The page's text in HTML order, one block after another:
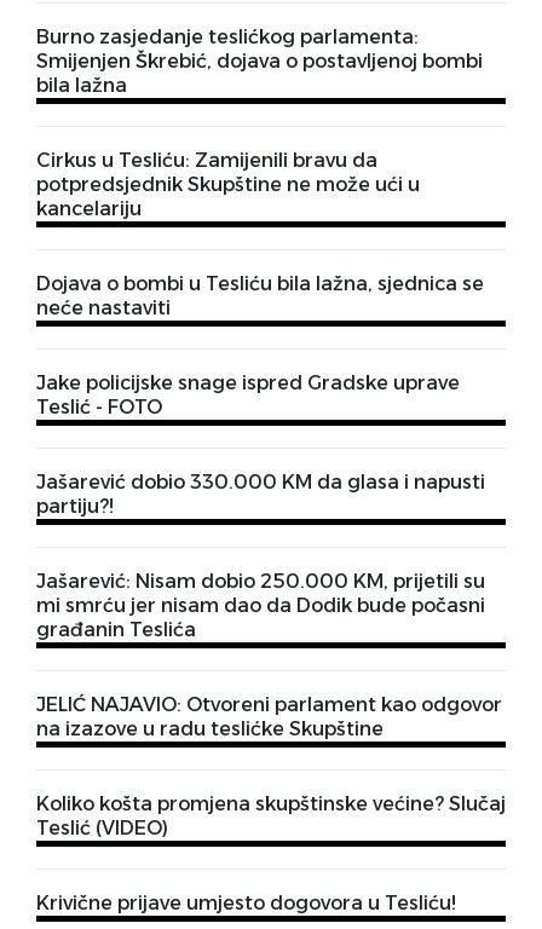
Burno zasjedanje teslićkog parlamenta:
Smijenjen Škrebić, dojava o postavljenoj bombi
bila lažna
Cirkus u Tesliću: Zamijenili bravu da
potpredsjednik Skupštine ne može ući u
kancelariju
Dojava o bombi u Tesliću bila lažna, sjednica se
neće nastaviti
Jake policijske snage ispred Gradske uprave
Teslić - FOTO
Jašarević dobio 330.000 KM da glasa i napusti
partiju?!
Jašarević: Nisam dobio 250.000 KM, prijetili su
mi smrću jer nisam dao da Dodik bude počasni
građanin Teslića
JELIĆ NAJAVIO: Otvoreni parlament kao odgovor
na izazove u radu teslićke Skupštine
Koliko košta promjena skupštinske većine? Slučaj
Teslić (VIDEO)
Krivične prijave umjesto dogovora u Tesliću!